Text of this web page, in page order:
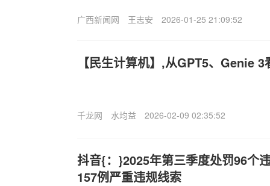
广西新闻网 王志安 2026-01-25 21:09:52
【民生计算机】,从GPT5、Genie
千龙网 水均益 2026-02-09 02:35:52
抖音{：}2025年第三季度处罚96个
157例严重违规线索